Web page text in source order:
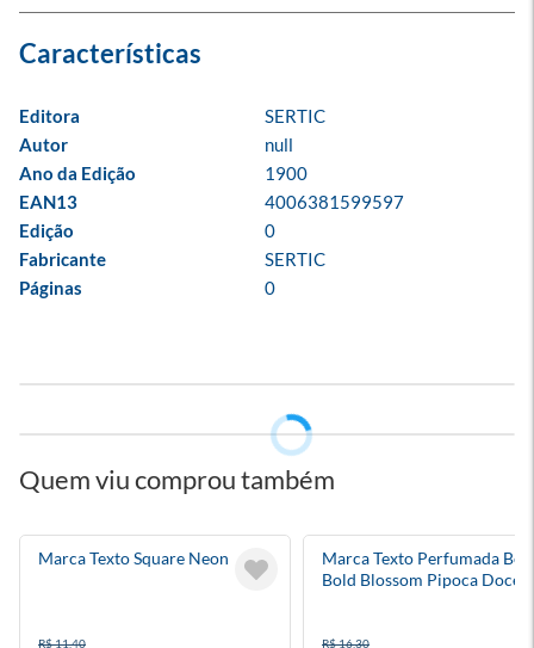
Editora
SERTIC
Autor
null
Ano da Edição
1900
EAN13
4006381599597
Edição
0
Fabricante
SERTIC
Páginas
0
Quem viu comprou também
Marca Texto Square Neon
R$ 11,40
Marca Texto Perfumada Be
Bold Blossom Pipoca Doce
R$ 16,30